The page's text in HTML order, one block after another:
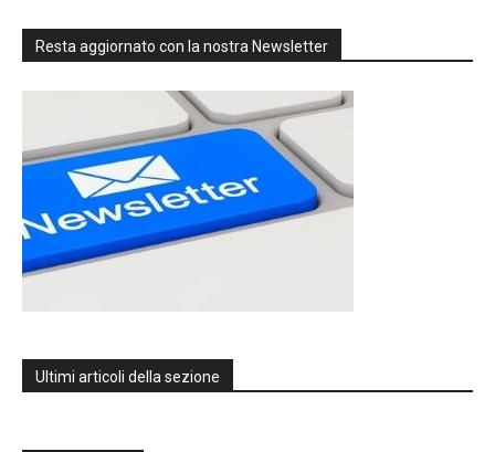
Resta aggiornato con la nostra Newsletter
Ultimi articoli della sezione